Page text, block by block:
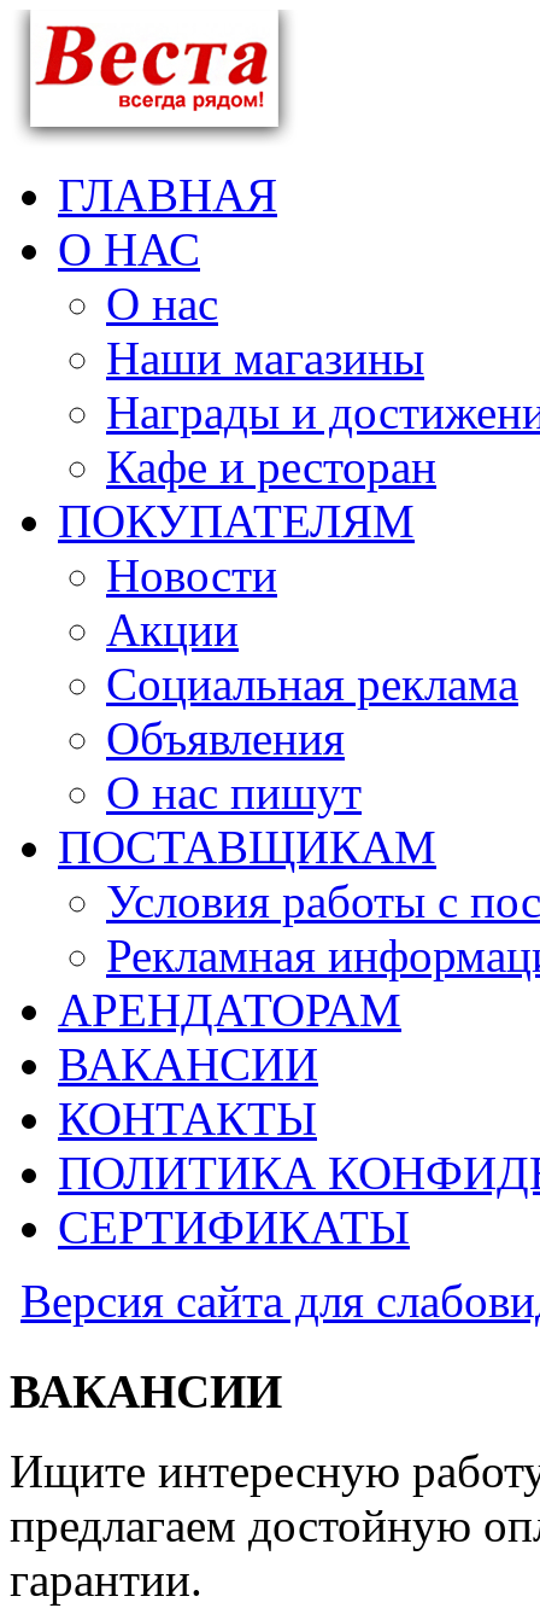
ГЛАВНАЯ
О НАС
О нас
Наши магазины
Награды и
Кафе и ресторан
ПОКУПАТЕЛЯМ
Новости
Акции
Социальная реклама
Объявления
О нас пишут
ПОСТАВЩИКАМ
Условия работы с
Рекламная
АРЕНДАТОРАМ
ВАКАНСИИ
КОНТАКТЫ
ПОЛИТИКА
СЕРТИФИКАТЫ
Версия сайта для
ВАКАНСИИ
Ищите интересную
предлагаем достойную
гарантии.